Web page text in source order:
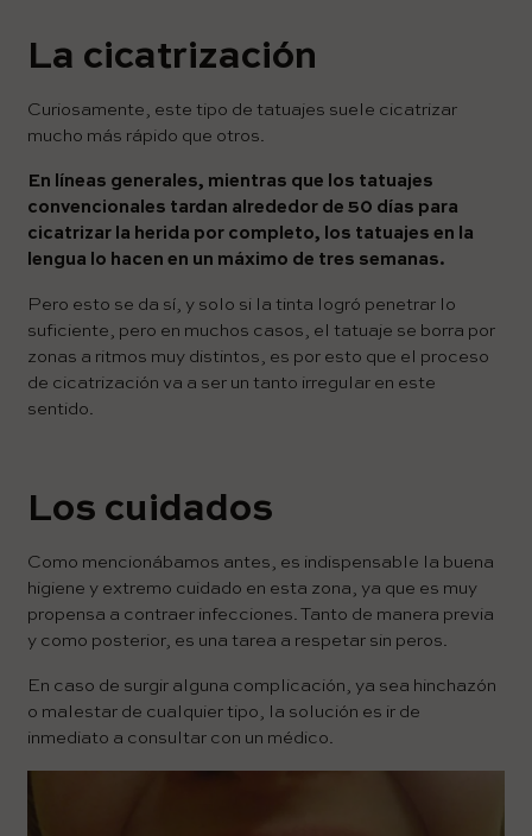
La cicatrización
Curiosamente, este tipo de tatuajes suele cicatrizar
mucho más rápido que otros.
En líneas generales, mientras que los tatuajes
convencionales tardan alrededor de 50 días para
cicatrizar la herida por completo, los tatuajes en la
lengua lo hacen en un máximo de tres semanas.
Pero esto se da sí, y solo si la tinta logró penetrar lo
suficiente, pero en muchos casos, el tatuaje se borra por
zonas a ritmos muy distintos, es por esto que el proceso
de cicatrización va a ser un tanto irregular en este
sentido.
Los cuidados
Como mencionábamos antes, es indispensable la buena
higiene y extremo cuidado en esta zona, ya que es muy
propensa a contraer infecciones. Tanto de manera previa
y como posterior, es una tarea a respetar sin peros.
En caso de surgir alguna complicación, ya sea hinchazón
o malestar de cualquier tipo, la solución es ir de
inmediato a consultar con un médico.